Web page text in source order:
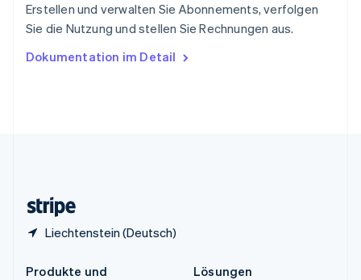
Erstellen und verwalten Sie Abonnements, verfolgen
Sie die Nutzung und stellen Sie Rechnungen aus.
Dokumentation im Detail
Liechtenstein (Deutsch)
Tschechische Republik
English
English
Produkte und
Lösungen